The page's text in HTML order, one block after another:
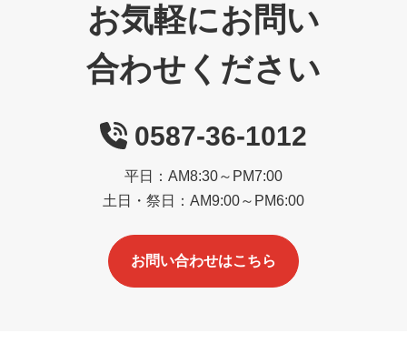
お気軽にお問い
合わせください
0587-36-1012
平日：AM8:30～PM7:00
土日・祭日：AM9:00～PM6:00
お問い合わせはこちら